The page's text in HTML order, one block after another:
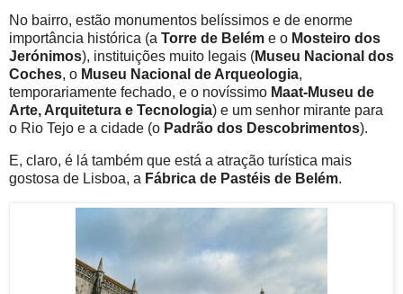
No bairro, estão monumentos belíssimos e de enorme
importância histórica (a Torre de Belém e o Mosteiro dos
Jerónimos), instituições muito legais (Museu Nacional dos
Coches, o Museu Nacional de Arqueologia,
temporariamente fechado, e o novíssimo Maat-Museu de
Arte, Arquitetura e Tecnologia) e um senhor mirante para
o Rio Tejo e a cidade (o Padrão dos Descobrimentos).
E, claro, é lá também que está a atração turística mais
gostosa de Lisboa, a Fábrica de Pastéis de Belém.